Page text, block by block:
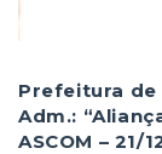
Prefeitura de
Adm.:
ASCOM – 21/